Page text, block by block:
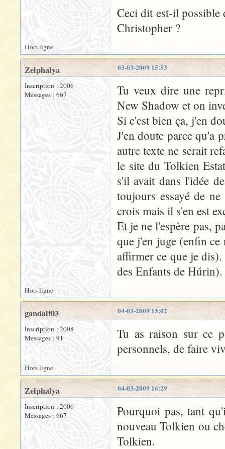
Ceci dit est-il possible
Christopher ?
Hors ligne
03-03-2009 15:53
Zelphalya
Inscription : 2006
Messages : 667
Tu veux dire une
New Shadow et on
Si c'est bien ça, j'en
J'en doute parce qu'a
autre texte ne serait
le site du Tolkien
s'il avait dans l'idée
toujours essayé de
crois mais il s'en est
Et je ne l'espère pas,
que j'en juge (enfin
affirmer ce que je
des Enfants de Húrin).
Hors ligne
04-03-2009 15:02
gandalf03
Inscription : 2008
Messages : 91
Tu as raison sur ce
personnels, de faire
Hors ligne
04-03-2009 16:29
Zelphalya
Inscription : 2006
Messages : 667
Pourquoi pas, tant
nouveau Tolkien ou
Tolkien.